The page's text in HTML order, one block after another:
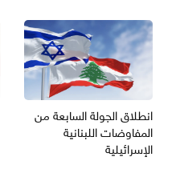
انطلاق الجولة السابعة من
المفاوضات اللبنانية
الإسرائيلية